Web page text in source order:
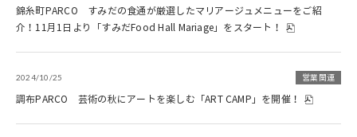
錦糸町PARCO すみだの食通が厳選したマリアージュメニューをご紹
介！11月1日より「すみだFood Hall Mariage」をスタート！
2024/10/25 営業関連
調布PARCO 芸術の秋にアートを楽しむ「ART CAMP」を開催！